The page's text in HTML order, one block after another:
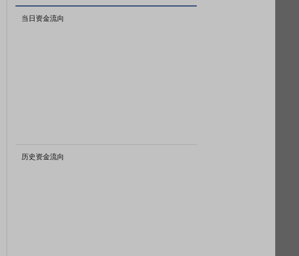
当日资金流向
历史资金流向